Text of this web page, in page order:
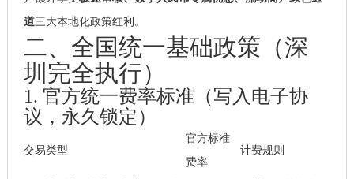
道三大本地化政策红利。
二、全国统一基础政策（深
圳完全执行）
1. 官方统一费率标准（写入电子协
议，永久锁定）
交易类型
官方标准
费率
计费规则